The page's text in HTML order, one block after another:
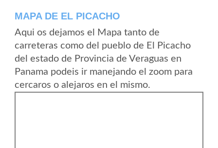
MAPA DE EL PICACHO
Aqui os dejamos el Mapa tanto de
carreteras como del pueblo de El Picacho
del estado de Provincia de Veraguas en
Panama podeis ir manejando el zoom para
cercaros o alejaros en el mismo.